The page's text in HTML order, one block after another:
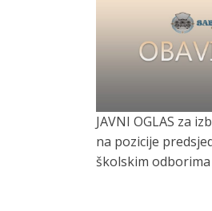
JAVNI OGLAS za
na pozicije
školskim odborima